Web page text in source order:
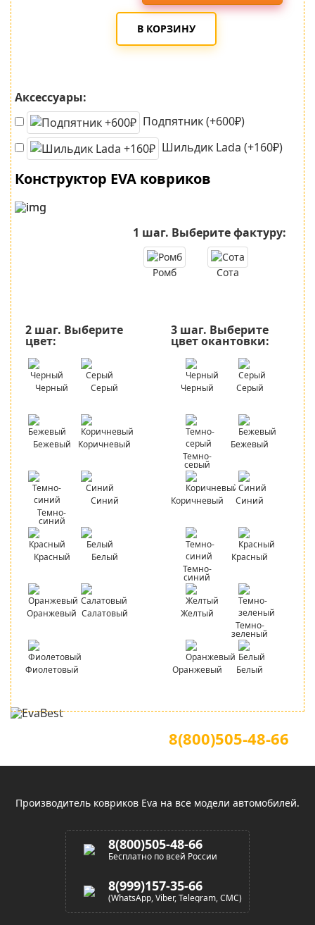
В КОРЗИНУ
Аксессуары:
Подпятник (+600₽)
Шильдик Lada (+160₽)
Конструктор EVA ковриков
1 шаг. Выберите фактуру:
Ромб Сота
2 шаг. Выберите
цвет:
Черный Серый
Бежевый Коричневый
Темно-
синий
Синий
Красный Белый
Оранжевый Салатовый
Фиолетовый
3 шаг. Выберите
цвет окантовки:
Черный Серый
Темно-
серый
Бежевый
Коричневый Синий
Темно-
синий
Красный
Желтый
Темно-
зеленый
Оранжевый Белый
8(800)505-48-66
Производитель ковриков Eva на все модели автомобилей.
8(800)505-48-66
Бесплатно по всей России
8(999)157-35-66
(WhatsApp, Viber, Telegram, СМС)